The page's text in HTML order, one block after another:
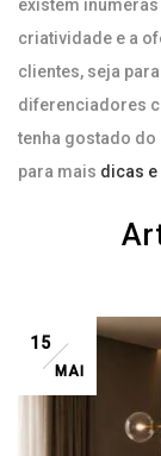
existem
criatividade e a
clientes, seja
diferenciadores
tenha gostado
para mais dicas
15
MAI